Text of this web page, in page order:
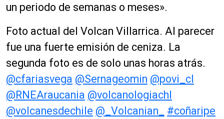
un periodo de semanas o meses».
Foto actual del Volcan Villarrica. Al parecer
fue una fuerte emisión de ceniza. La
segunda foto es de solo unas horas atrás.
@cfariasvega @Sernageomin @povi_cl
@RNEAraucania @volcanologiachl
@volcanesdechile @_Volcanian_
#coñaripe